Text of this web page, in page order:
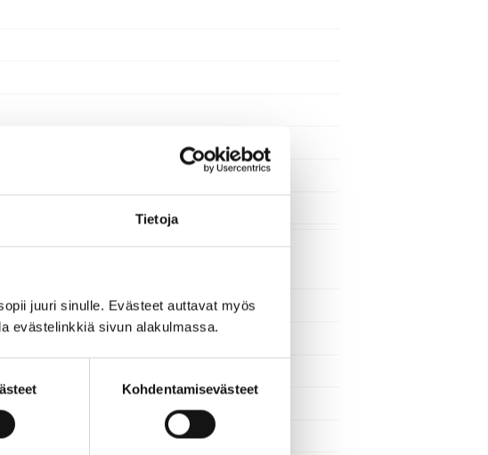
Tietoja
juuri sinulle. Evästeet auttavat myös
evästelinkkiä sivun alakulmassa.
Kohdentamisevästeet